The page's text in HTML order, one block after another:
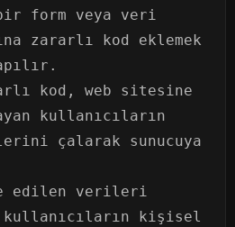
form veya veri
zararlı kod eklemek
kod, web sitesine
kullanıcıların
çalarak sunucuya
edilen verileri
kişisel